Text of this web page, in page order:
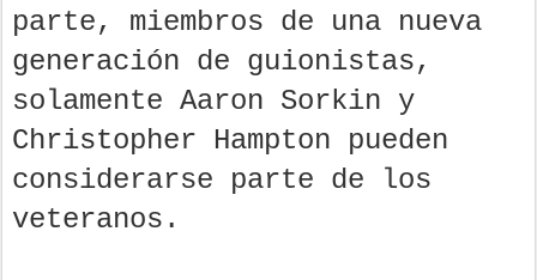
parte, miembros de una nueva
generación de guionistas,
solamente Aaron Sorkin y
Christopher Hampton pueden
considerarse parte de los
veteranos.